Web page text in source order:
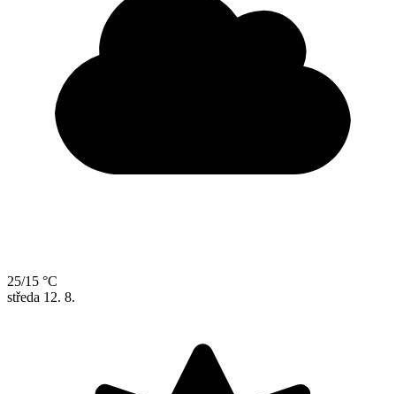
25/15 °C
středa 12. 8.